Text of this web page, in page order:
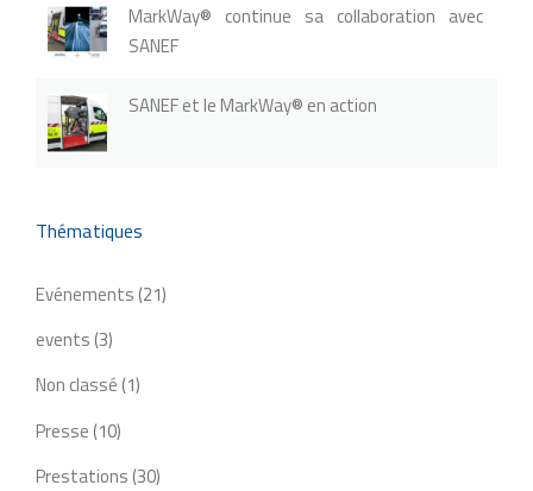
MarkWay® continue sa collaboration avec
SANEF
SANEF et le MarkWay® en action
Thématiques
Evénements (21)
events (3)
Non classé (1)
Presse (10)
Prestations (30)